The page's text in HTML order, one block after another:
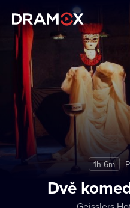
Vouchers
Register
1h 6m
Dvě